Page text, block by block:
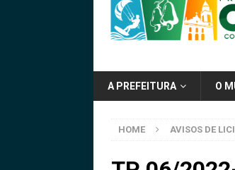
A PREFEITURA O
HOME AVISOS DE